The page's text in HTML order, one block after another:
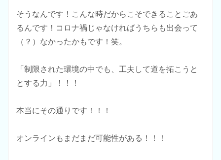
そうなんです！こんな時だからこそできることごあ
るんです！コロナ禍じゃなければうちらも出会って
（？）なかったかもです！笑。
「制限された環境の中でも、工夫して道を拓こうと
とする力」！！！
本当にその通りです！！！
オンラインもまだまだ可能性がある！！！